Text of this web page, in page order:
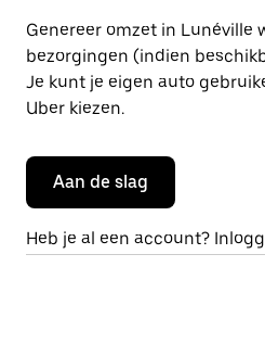
Genereer omzet in Lunéville
bezorgingen (indien
Je kunt je eigen auto
Uber kiezen.
Aan de slag
Heb je al een account?